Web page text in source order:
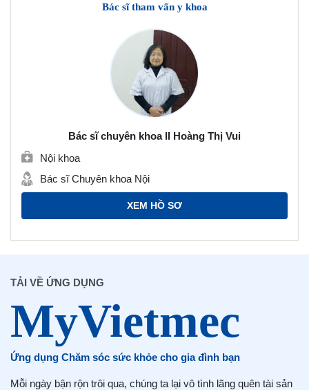
Bác sĩ tham vấn y khoa
Bác sĩ chuyên khoa II Hoàng Thị Vui
Nội khoa
Bác sĩ Chuyên khoa Nội
XEM HỒ SƠ
TẢI VỀ ỨNG DỤNG
Ứng dụng Chăm sóc sức khỏe cho gia đình bạn
Mỗi ngày bận rộn trôi qua, chúng ta lại vô tình lãng quên tài sản